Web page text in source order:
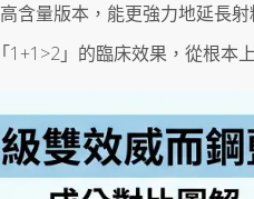
含量版本，能更強力地延長
」的臨床效果，從根本